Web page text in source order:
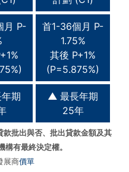
月 P-
首1-36個月 P-
1.75%
其後 P+1%
(P=5.875%)
期
▲最長年期
25年
款批出與否、批出貸款金額及其
有最終決定權。
展商價單